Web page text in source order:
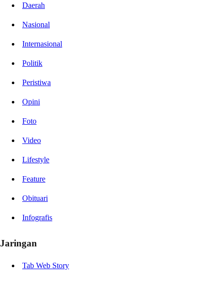
Daerah
Nasional
Internasional
Politik
Peristiwa
Opini
Foto
Video
Lifestyle
Feature
Obituari
Infografis
Jaringan
Tab Web Story